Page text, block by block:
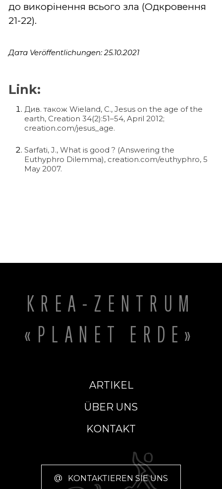
до викорінення всього зла (Одкровення
21-22).
Дата Veröffentlichungen: 25.10.2021
Link:
Див. також Wieland, C., Jesus on the age of the
earth, Creation 34(2):51–54, April 2012;
creation.com/jesus_age.
Sarfati, J., What is good ? (Answering the
Euthyphro Dilemma), creation.com/euthyphro, 5
May 2007.
KREA-ZENTRUM
«PLANET ERDE»
ARTIKEL
ÜBER UNS
KONTAKT
@ KONTAKTIEREN SIE UNS